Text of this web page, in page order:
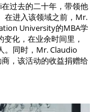
过去的二十年，带领他
在进入该领域之前，Mr.
University的MBA学
化，在业余时间里，
。同时，Mr. Claudio
，该活动的收益捐赠给